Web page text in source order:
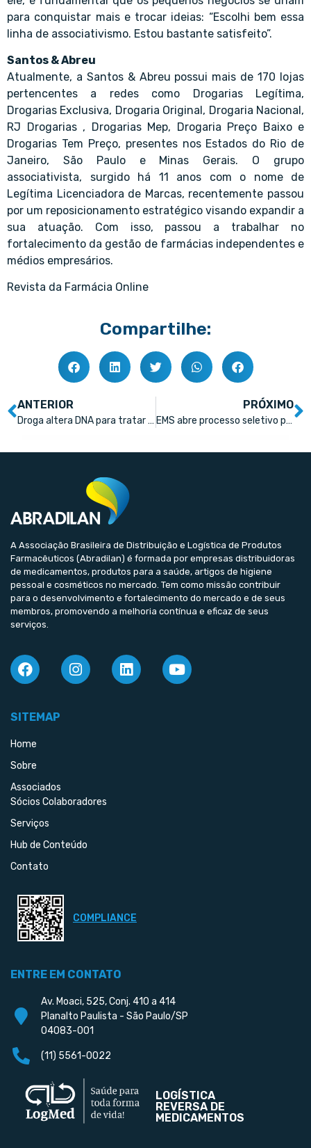
para conquistar mais e trocar ideias: “Escolhi bem essa
linha de associativismo. Estou bastante satisfeito”.
Santos & Abreu
Atualmente, a Santos & Abreu possui mais de 170 lojas
pertencentes a redes como Drogarias Legítima,
Drogarias Exclusiva, Drogaria Original, Drogaria Nacional,
RJ Drogarias , Drogarias Mep, Drogaria Preço Baixo e
Drogarias Tem Preço, presentes nos Estados do Rio de
Janeiro, São Paulo e Minas Gerais. O grupo
associativista, surgido há 11 anos com o nome de
Legítima Licenciadora de Marcas, recentemente passou
por um reposicionamento estratégico visando expandir a
sua atuação. Com isso, passou a trabalhar no
fortalecimento da gestão de farmácias independentes e
médios empresários.
Revista da Farmácia Online
Compartilhe:
ANTERIOR
Droga altera DNA para tratar doenças genéticas
PRÓXIMO
EMS abre processo seletivo para gerente distrital
A Associação Brasileira de Distribuição e Logística de Produtos
Farmacêuticos (Abradilan) é formada por empresas distribuidoras
de medicamentos, produtos para a saúde, artigos de higiene
pessoal e cosméticos no mercado. Tem como missão contribuir
para o desenvolvimento e fortalecimento do mercado e de seus
membros, promovendo a melhoria contínua e eficaz de seus
serviços.
SITEMAP
Home
Sobre
Associados
Sócios Colaboradores
Serviços
Hub de Conteúdo
Contato
COMPLIANCE
ENTRE EM CONTATO
Av. Moaci, 525, Conj. 410 a 414
Planalto Paulista - São Paulo/SP
04083-001
(11) 5561-0022
LOGÍSTICA
REVERSA DE
MEDICAMENTOS